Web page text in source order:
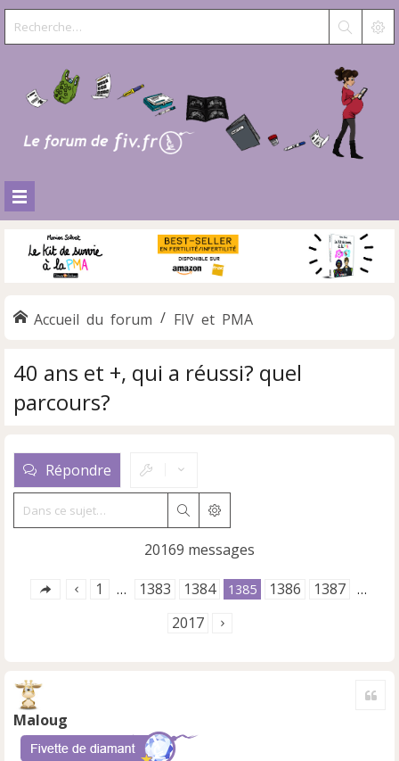
Accueil du forum FIV et PMA
40 ans et +, qui a réussi? quel
parcours?
Répondre
RechercherRecherche avancée
20169 messages
1 … 1383 1384 1385 1386 1387 …
2017
Maloug